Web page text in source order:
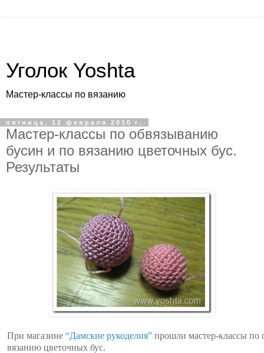
Уголок Yoshta
Мастер-классы по вязанию
пятница, 12 февраля 2010 г.
Мастер-классы по обвязыванию
бусин и по вязанию цветочных бус.
Результаты
При магазине “Дамские рукоделия” прошли мастер-классы по
вязанию цветочных бус.